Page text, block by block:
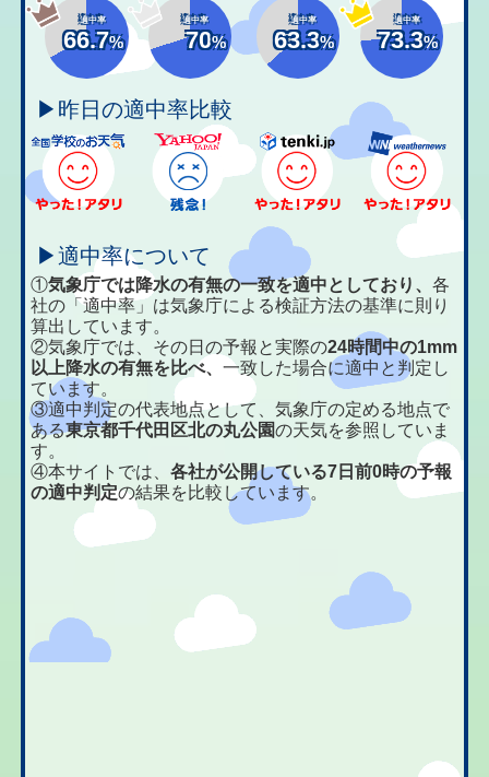
適中率
66.7%
適中率
70%
適中率
63.3%
適中率
73.3%
▶昨日の適中率比較
▶適中率について
①気象庁では降水の有無の一致を適中としており、各
社の「適中率」は気象庁による検証方法の基準に則り
算出しています。
②気象庁では、その日の予報と実際の24時間中の1mm
以上降水の有無を比べ、一致した場合に適中と判定し
ています。
③適中判定の代表地点として、気象庁の定める地点で
ある東京都千代田区北の丸公園の天気を参照していま
す。
④本サイトでは、各社が公開している7日前0時の予報
の適中判定の結果を比較しています。